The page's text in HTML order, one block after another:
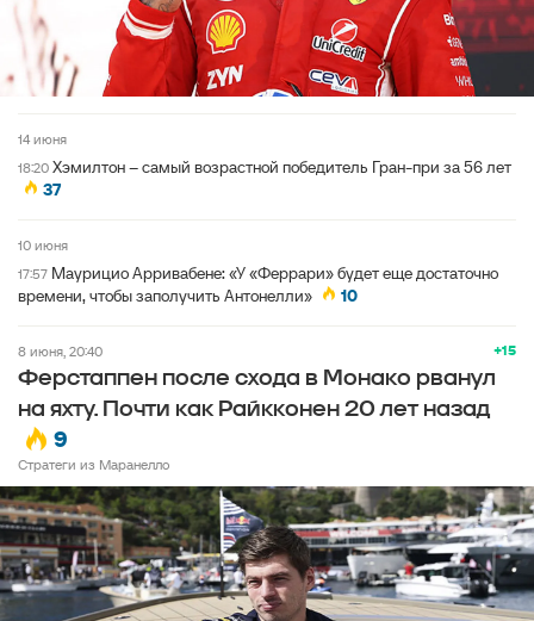
14 июня
18:20 Хэмилтон – самый возрастной победитель Гран-при за 56 лет
37
10 июня
17:57 Маурицио Арривабене: «У «Феррари» будет еще достаточно
времени, чтобы заполучить Антонелли»
10
+15
8 июня, 20:40
Ферстаппен после схода в Монако рванул
на яхту. Почти как Райкконен 20 лет назад
9
Стратеги из Маранелло